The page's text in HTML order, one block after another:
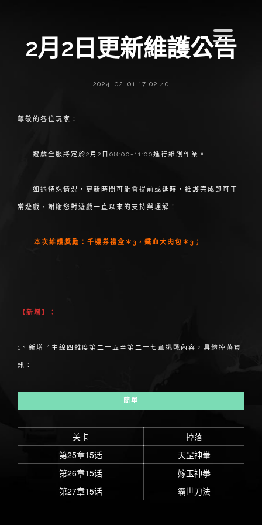
2月2日更新維護公告
2024-02-01 17:02:40
尊敬的各位玩家：
遊戲全服將定於2月2日08:00-11:00進行維護作業。
如遇特殊情況，更新時間可能會提前或延時，維護完成即可正
常遊戲，謝謝您對遊戲一直以來的支持與理解！
本次維護獎勵：千機券禮盒＊3，鐵血大肉包＊3；
【新增】：
1、新增了主線四難度第二十五至第二十七章挑戰內容，具體掉落資
訊：
簡單
关卡
掉落
第25章15话
天罡神拳
第26章15话
嫁玉神拳
第27章15话
霸世刀法